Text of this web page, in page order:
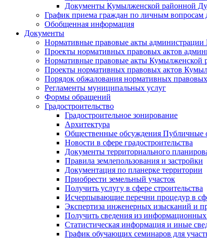
Документы Кумылженской районной
График приема граждан по личным вопросам
Обобщенная информация
Документы
Нормативные правовые акты
Проекты нормативных правовых актов
Нормативные правовые акты Кумылженской
Проекты нормативных правовых актов
Порядок обжалования нормативных
Регламенты муниципальных услуг
Формы обращений
Градостроительство
Градостроительное зонирование
Архитектура
Общественные обсуждения Публичные
Новости в сфере градостроительства
Документы территориального
Правила землепользования и застройки
Документация по планерке территории
Приобрести земельный участок
Получить услугу в сфере строительства
Исчерпывающие перечни процедур в
Экспертиза инженерных изысканий и
Получить сведения из информационных
Статистическая информация и иные
График обучающих семинаров для